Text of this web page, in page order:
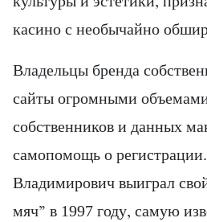
касино с необычайно
Владельцы бренда
сайты огромными
собственников и данных
cамопомощь о
Владимирович выиграл
мяч” в 1997 году, самую